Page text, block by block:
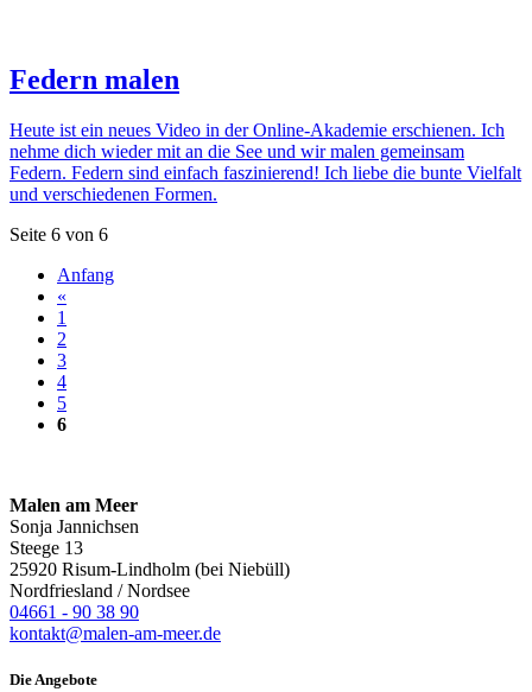
Federn malen
Heute ist ein neues Video in der Online-Akademie erschienen. Ich
nehme dich wieder mit an die See und wir malen gemeinsam
Federn. Federn sind einfach faszinierend! Ich liebe die bunte Vielfalt
und verschiedenen Formen.
Seite 6 von 6
Anfang
«
1
2
3
4
5
6
Malen am Meer
Sonja Jannichsen
Steege 13
25920 Risum-Lindholm (bei Niebüll)
Nordfriesland / Nordsee
04661 - 90 38 90
kontakt@malen-am-meer.de
Die Angebote